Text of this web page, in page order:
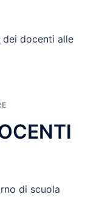
dei docenti alle
di scuola